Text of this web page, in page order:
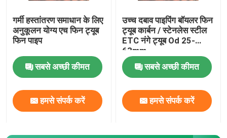
गर्मी हस्तांतरण समाधान के लिए
अनुकूलन योग्य एच फिन ट्यूब
फिन पाइप
सबसे अच्छी कीमत
हमसे संपर्क करें
उच्च दबाव पाइपिंग बॉयलर फिन
ट्यूब कार्बन / स्टेनलेस स्टील
ETC नंगे ट्यूब Od 25-
63mm
सबसे अच्छी कीमत
हमसे संपर्क करें